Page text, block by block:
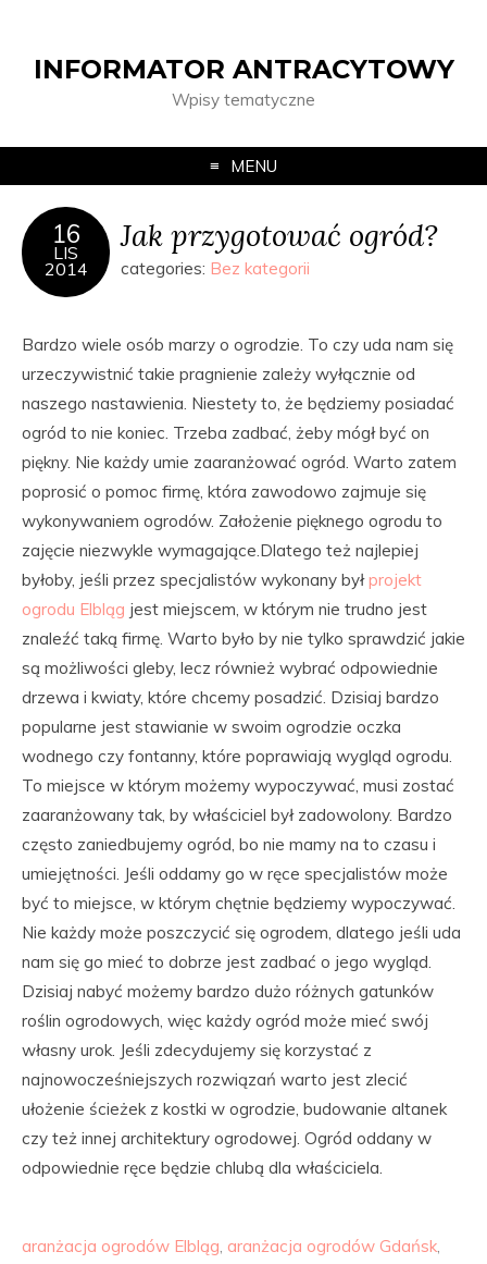
INFORMATOR ANTRACYTOWY
Wpisy tematyczne
MENU
16
LIS
2014
Jak przygotować ogród?
categories: Bez kategorii
Bardzo wiele osób marzy o ogrodzie. To czy uda nam się
urzeczywistnić takie pragnienie zależy wyłącznie od
naszego nastawienia. Niestety to, że będziemy posiadać
ogród to nie koniec. Trzeba zadbać, żeby mógł być on
piękny. Nie każdy umie zaaranżować ogród. Warto zatem
poprosić o pomoc firmę, która zawodowo zajmuje się
wykonywaniem ogrodów. Założenie pięknego ogrodu to
zajęcie niezwykle wymagające.Dlatego też najlepiej
byłoby, jeśli przez specjalistów wykonany byłprojekt
ogrodu Elbląg jest miejscem, w którym nie trudno jest
znaleźć taką firmę. Warto było by nie tylko sprawdzić jakie
są możliwości gleby, lecz również wybrać odpowiednie
drzewa i kwiaty, które chcemy posadzić. Dzisiaj bardzo
popularne jest stawianie w swoim ogrodzie oczka
wodnego czy fontanny, które poprawiają wygląd ogrodu.
To miejsce w którym możemy wypoczywać, musi zostać
zaaranżowany tak, by właściciel był zadowolony. Bardzo
często zaniedbujemy ogród, bo nie mamy na to czasu i
umiejętności. Jeśli oddamy go w ręce specjalistów może
być to miejsce, w którym chętnie będziemy wypoczywać.
Nie każdy może poszczycić się ogrodem, dlatego jeśli uda
nam się go mieć to dobrze jest zadbać o jego wygląd.
Dzisiaj nabyć możemy bardzo dużo różnych gatunków
roślin ogrodowych, więc każdy ogród może mieć swój
własny urok. Jeśli zdecydujemy się korzystać z
najnowocześniejszych rozwiązań warto jest zlecić
ułożenie ścieżek z kostki w ogrodzie, budowanie altanek
czy też innej architektury ogrodowej. Ogród oddany w
odpowiednie ręce będzie chlubą dla właściciela.
aranżacja ogrodów Elbląg, aranżacja ogrodów Gdańsk,